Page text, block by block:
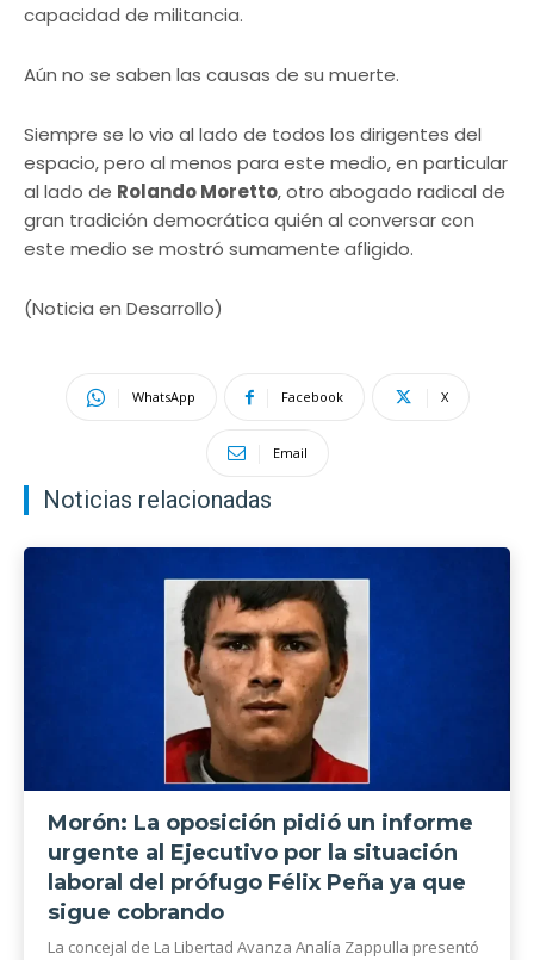
capacidad de militancia.
Aún no se saben las causas de su muerte.
Siempre se lo vio al lado de todos los dirigentes del
espacio, pero al menos para este medio, en particular
al lado de Rolando Moretto, otro abogado radical de
gran tradición democrática quién al conversar con
este medio se mostró sumamente afligido.
(Noticia en Desarrollo)
WhatsApp Facebook X
Email
Noticias relacionadas
Morón: La oposición pidió un informe
urgente al Ejecutivo por la situación
laboral del prófugo Félix Peña ya que
sigue cobrando
La concejal de La Libertad Avanza Analía Zappulla presentó